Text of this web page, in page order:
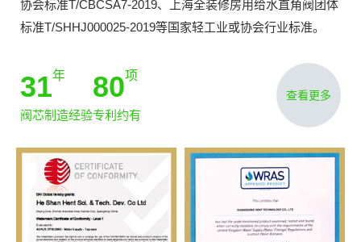
协会标准T/CBCSA7-2019、上海全装修房用给水直角阀团体
标准T/SHHJ000025-2019等国家轻工业或协会行业标准。
31年
阀芯制造经验
80项
专利约有
查看更多